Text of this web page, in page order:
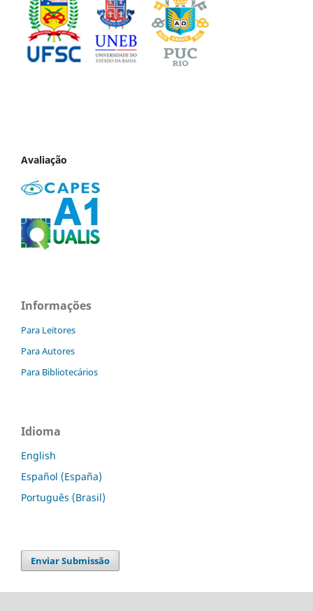
Avaliação
Informações
Para Leitores
Para Autores
Para Bibliotecários
Idioma
English
Español (España)
Português (Brasil)
Enviar Submissão